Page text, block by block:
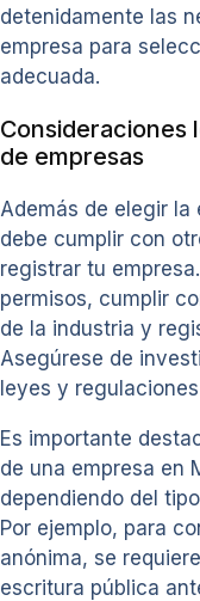
detenidamente las
empresa para
adecuada.
Consideraciones
de empresas
Además de elegir
debe cumplir con
registrar tu
permisos, cumplir
de la industria y
Asegúrese de
leyes y
Es importante
de una empresa en
dependiendo del
Por ejemplo, para
anónima, se
escritura pública